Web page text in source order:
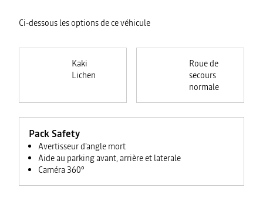
Ci-dessous les options de ce véhicule
Kaki
Lichen
Roue de
secours
normale
Pack Safety
Avertisseur d'angle mort
Aide au parking avant, arrière et laterale
Caméra 360°